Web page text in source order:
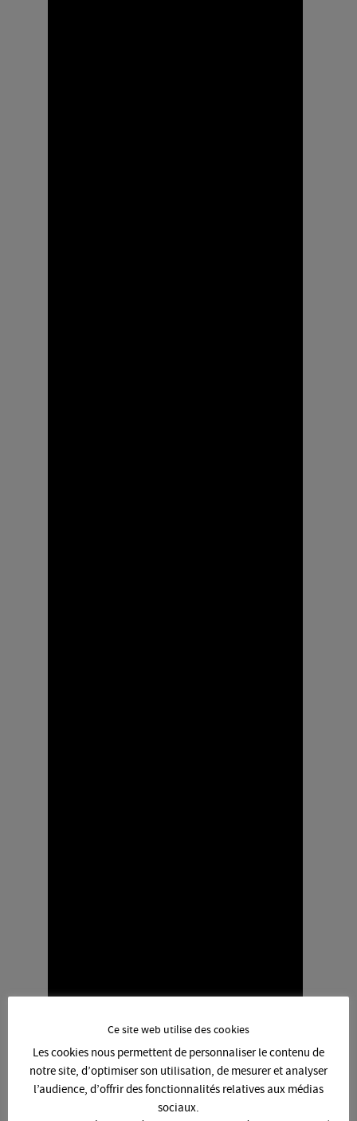
Ce site web utilise des cookies
Les cookies nous permettent de personnaliser le contenu de
notre site, d’optimiser son utilisation, de mesurer et analyser
l’audience, d’offrir des fonctionnalités relatives aux médias
sociaux.